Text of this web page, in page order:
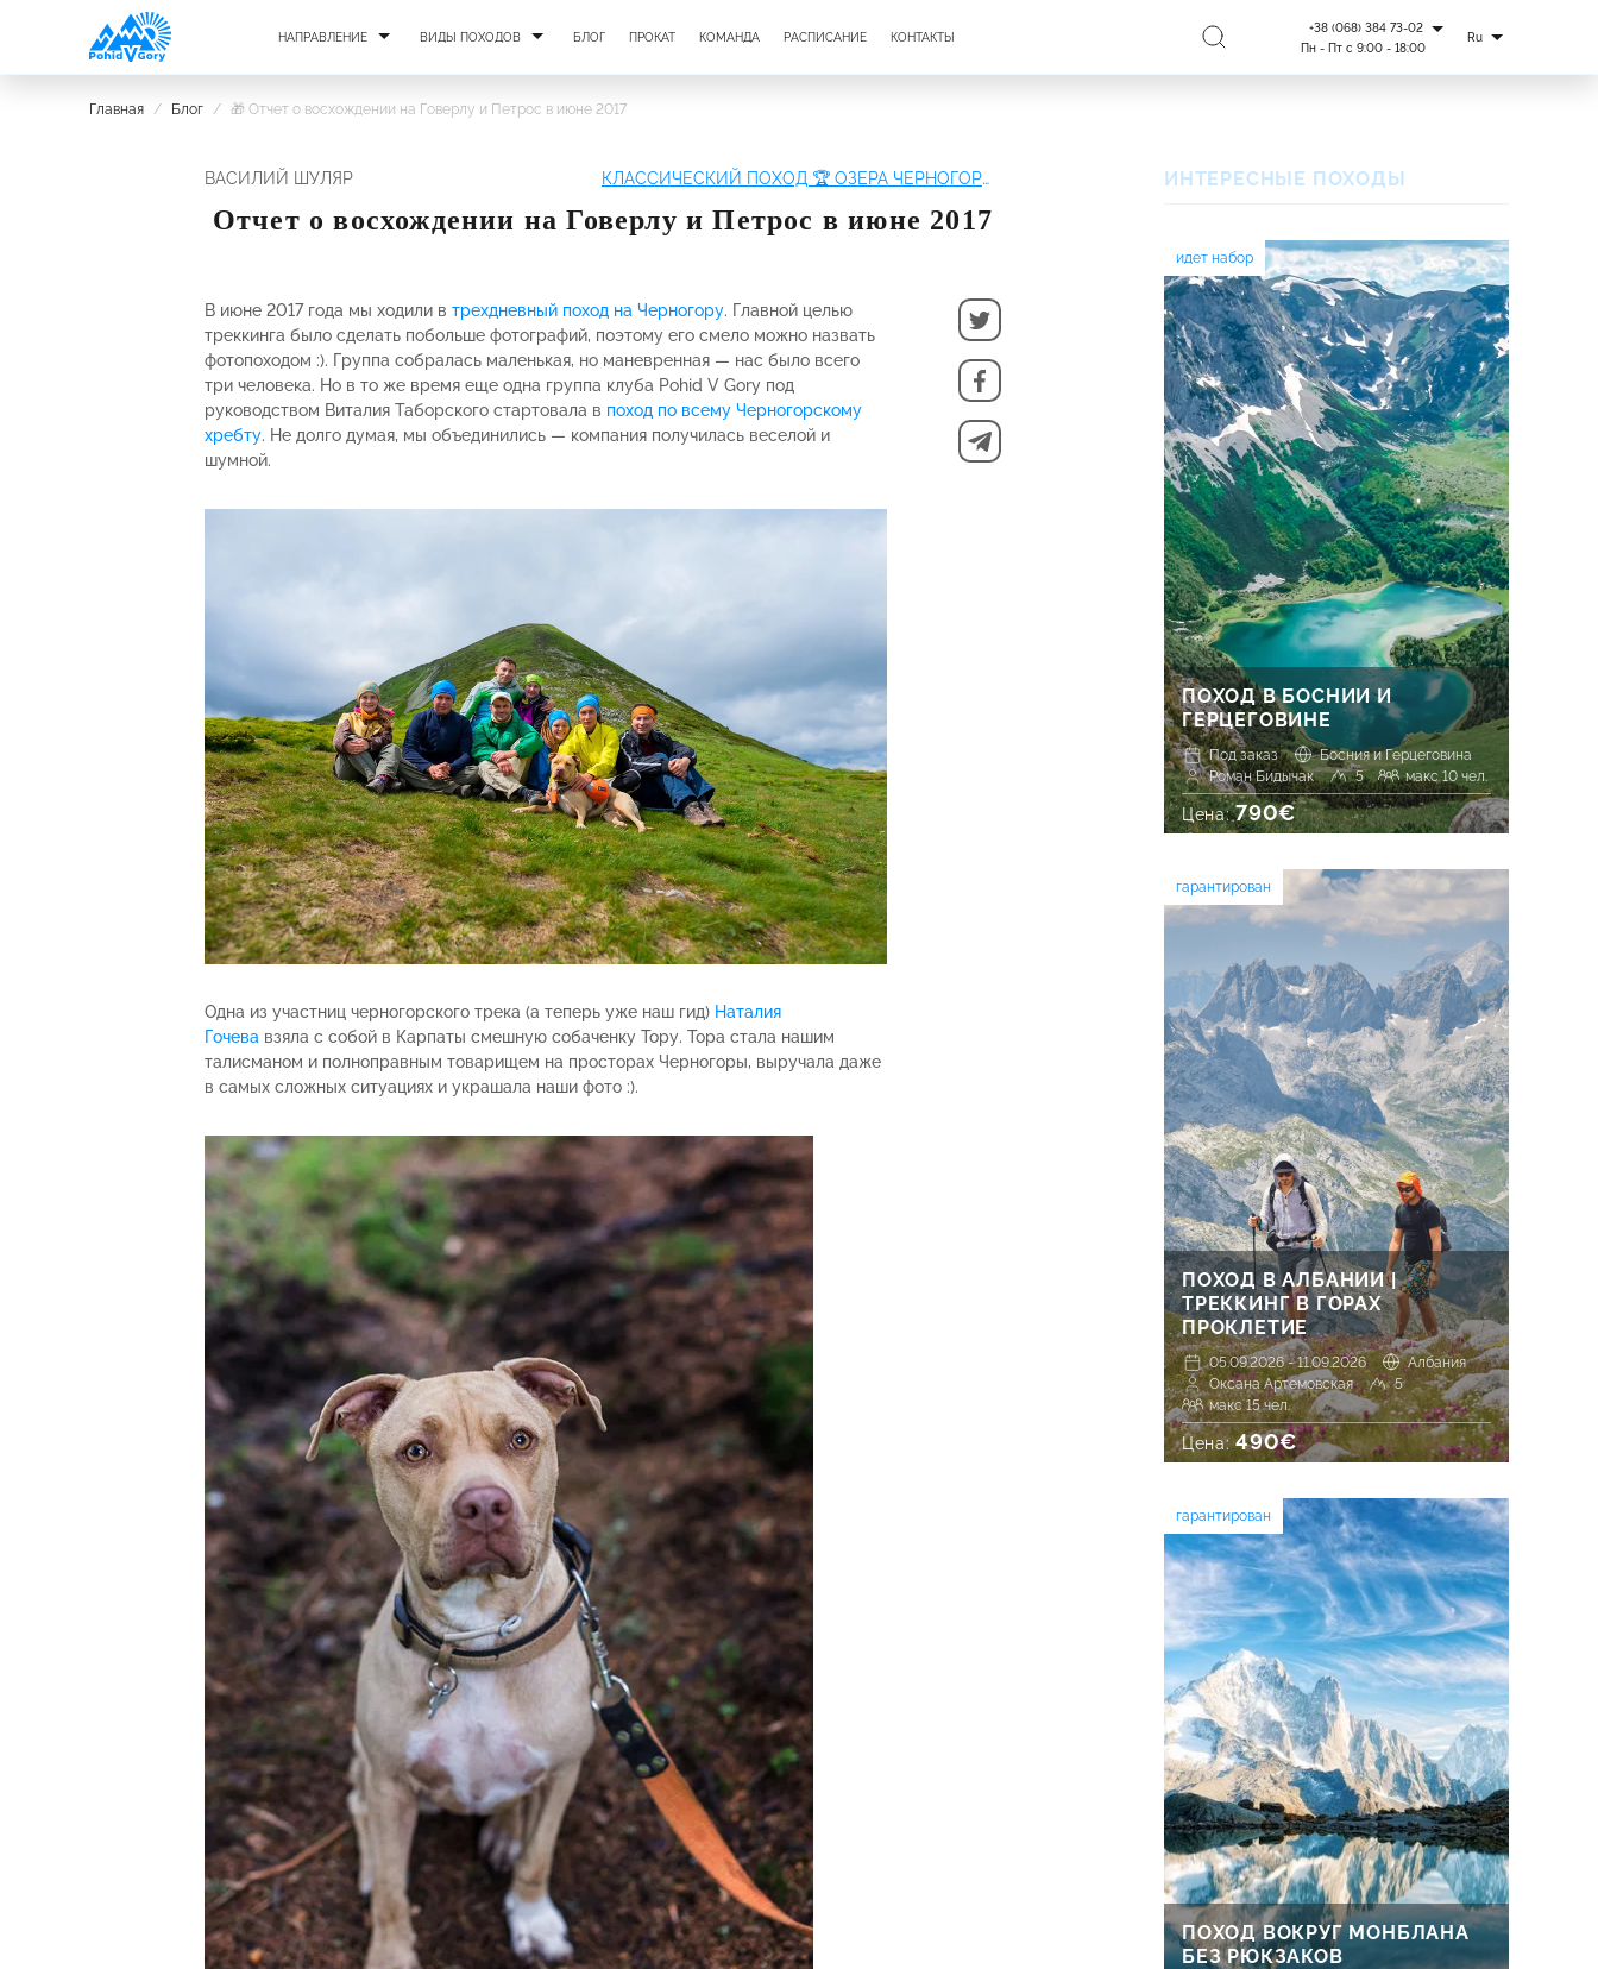
НАПРАВЛЕНИЕ ВИДЫ ПОХОДОВ БЛОГ ПРОКАТ КОМАНДА РАСПИСАНИЕ КОНТАКТЫ
+38 (068) 384 73-02
Пн - Пт с 9:00 - 18:00
Ru
Главная / Блог / 🎁 Отчет о восхождении на Говерлу и Петрос в июне 2017
ВАСИЛИЙ ШУЛЯР КЛАССИЧЕСКИЙ ПОХОД 🏆 ОЗЕРА ЧЕРНОГОРЫ | ВОСХОЖДЕНИЕ НА ГОВЕРЛУ И ПЕТРОС
Отчет о восхождении на Говерлу и Петрос в июне 2017
В июне 2017 года мы ходили в трехдневный поход на Черногору. Главной целью
треккинга было сделать побольше фотографий, поэтому его смело можно назвать
фотопоходом :). Группа собралась маленькая, но маневренная — нас было всего
три человека. Но в то же время еще одна группа клуба Pohid V Gory под
руководством Виталия Таборского стартовала в поход по всему Черногорскому
хребту. Не долго думая, мы объединились — компания получилась веселой и
шумной.
Одна из участниц черногорского трека (а теперь уже наш гид) Наталия
Гочева взяла с собой в Карпаты смешную собаченку Тору. Тора стала нашим
талисманом и полноправным товарищем на просторах Черногоры, выручала даже
в самых сложных ситуациях и украшала наши фото :).
ИНТЕРЕСНЫЕ ПОХОДЫ
идет набор
ПОХОД В БОСНИИ И
ГЕРЦЕГОВИНЕ
Под заказ
Босния и Герцеговина
Роман Бидычак
5 макс 10 чел.
Цена:790€
гарантирован
ПОХОД В АЛБАНИИ |
ТРЕККИНГ В ГОРАХ
ПРОКЛЕТИЕ
05.09.2026 - 11.09.2026
Албания
Оксана Артемовская
5
макс 15 чел.
Цена:490€
гарантирован
ПОХОД ВОКРУГ МОНБЛАНА
БЕЗ РЮКЗАКОВ